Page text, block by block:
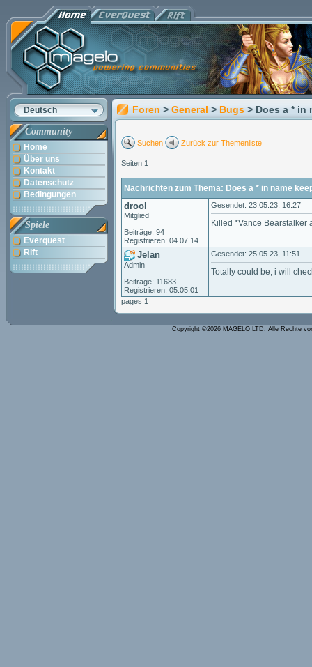
Deutsch
Community
Home
Über uns
Kontakt
Datenschutz
Bedingungen
Spiele
Everquest
Rift
Foren > General > Bugs > Does a * in
Suchen Zurück zur Themenliste
Seiten 1
Nachrichten zum Thema: Does a * in name
drool
Mitglied
Beiträge: 94
Registrieren: 04.07.14
Gesendet: 23.05.23, 16:27
Killed *Vance Bearstalker
Jelan
Admin
Beiträge: 11683
Registrieren: 05.05.01
Gesendet: 25.05.23, 11:51
Totally could be, i will
pages 1
Copyright ©2026 MAGELO LTD. Alle Rechte